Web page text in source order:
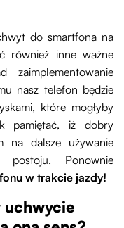
do smartfona na
również inne ważne
nasz telefon będzie
które mogłyby
pamiętać, iż dobry
na dalsze używanie
Ponownie
w trakcie jazdy!
uchwycie